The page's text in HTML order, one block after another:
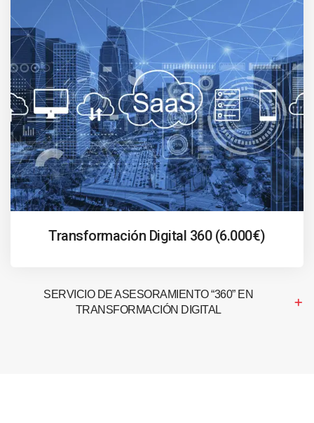
Transformación Digital 360 (6.000€)
SERVICIO DE ASESORAMIENTO “360” EN
TRANSFORMACIÓN DIGITAL